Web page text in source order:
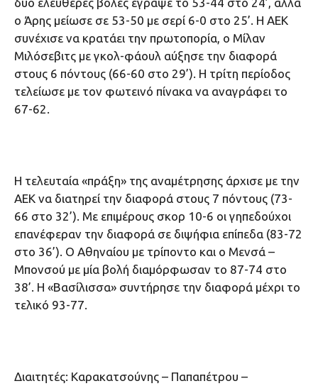
ο Άρης μείωσε σε 53-50 με σερί 6-0 στο 25’. Η ΑΕΚ
συνέχισε να κρατάει την πρωτοπορία, ο Μίλαν
Μιλόσεβιτς με γκολ-φάουλ αύξησε την διαφορά
στους 6 πόντους (66-60 στο 29’). Η τρίτη περίοδος
τελείωσε με τον φωτεινό πίνακα να αναγράφει το
67-62.
Η τελευταία «πράξη» της αναμέτρησης άρχισε με την
ΑΕΚ να διατηρεί την διαφορά στους 7 πόντους (73-
66 στο 32’). Με επιμέρους σκορ 10-6 οι γηπεδούχοι
επανέφεραν την διαφορά σε διψήφια επίπεδα (83-72
στο 36’). Ο Αθηναίου με τρίποντο και ο Μενσά –
Μπονσού με μία βολή διαμόρφωσαν το 87-74 στο
38’. Η «Βασίλισσα» συντήρησε την διαφορά μέχρι το
τελικό 93-77.
Διαιτητές: Καρακατσούνης – Παπαπέτρου –